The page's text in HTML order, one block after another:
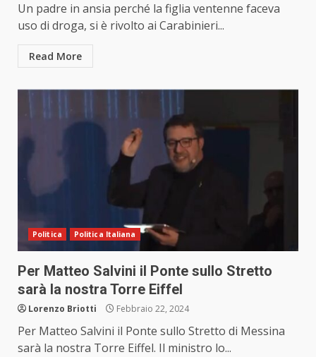
Un padre in ansia perché la figlia ventenne faceva
uso di droga, si è rivolto ai Carabinieri...
Read More
Politica Politica Italiana
Per Matteo Salvini il Ponte sullo Stretto
sarà la nostra Torre Eiffel
Lorenzo Briotti Febbraio 22, 2024
Per Matteo Salvini il Ponte sullo Stretto di Messina
sarà la nostra Torre Eiffel. Il ministro lo...